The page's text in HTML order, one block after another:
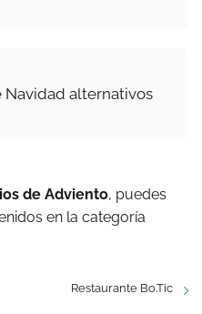
Navidad alternativos
de Adviento, puedes
en la categoría
Restaurante Bo.Tic